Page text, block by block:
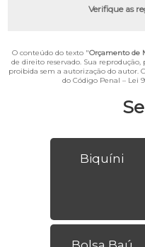
Biquíni
Verifique as
O conteúdo do texto "Orçamento de
de direito reservado. Sua
proibida sem a autorização do autor.
do Código Penal – Lei